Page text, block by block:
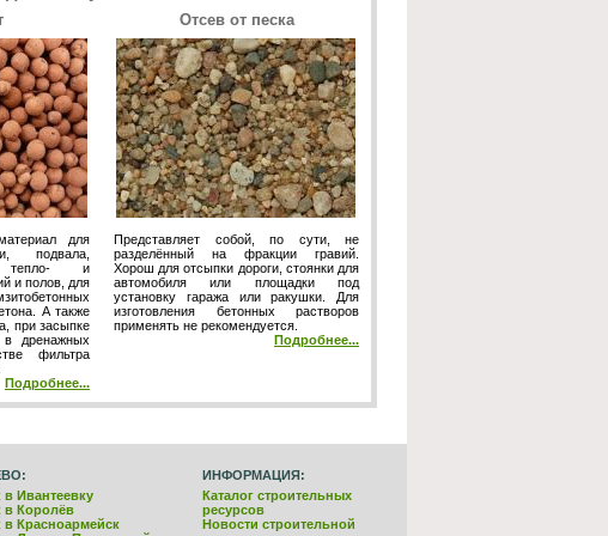
для
подвала,
тепло- и
и полов, для
А также
при засыпке
в дренажных
фильтра
Подробнее...
Отсев от песка
Представляет собой, по сути, не
разделённый на фракции гравий.
Хорош для отсыпки дороги, стоянки для
автомобиля или площадки под
установку гаража или ракушки. Для
изготовления бетонных растворов
применять не рекомендуется.
Подробнее...
ИНФОРМАЦИЯ:
в Ивантеевку
в Королёв
в Красноармейск
Каталог строительных
ресурсов
Новости строительной